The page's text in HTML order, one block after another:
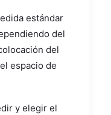
estándar
del
del
espacio de
y elegir el